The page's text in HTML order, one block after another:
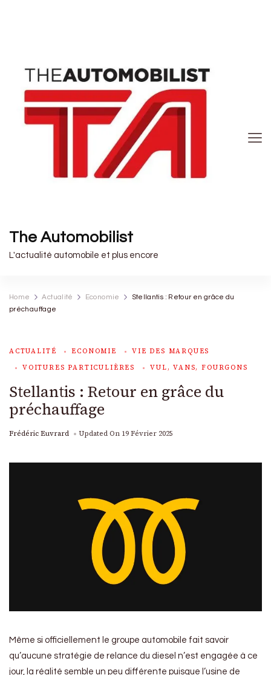
The Automobilist
L'actualité automobile et plus encore
Home Actualité Economie
Stellantis : Retour en grâce du
préchauffage
ACTUALITÉ ECONOMIE
VIE DES MARQUES
VOITURES PARTICULIÈRES
VUL, VANS, FOURGONS
Stellantis : Retour en grâce du
préchauffage
Frédéric Euvrard Updated On 19 Février 2025
Même si officiellement le groupe automobile fait savoir
qu’aucune stratégie de relance du diesel n’est engagée à ce
jour, la réalité semble un peu différente puisque l’usine de